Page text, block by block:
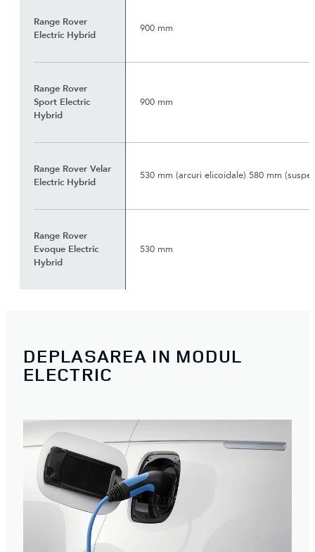
Range Rover
Electric Hybrid
900 mm
Range Rover
Sport Electric
Hybrid
900 mm
Range Rover Velar
Electric Hybrid
530 mm (arcuri elicoidale) 580 mm
Range Rover
Evoque Electric
Hybrid
530 mm
DEPLASAREA IN MODUL
ELECTRIC